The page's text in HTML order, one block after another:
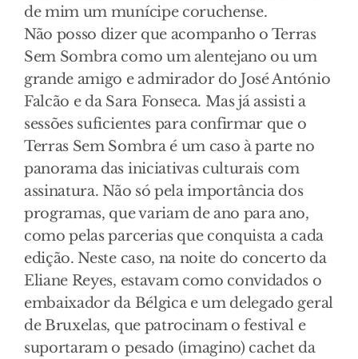
de mim um munícipe coruchense.
Não posso dizer que acompanho o Terras
Sem Sombra como um alentejano ou um
grande amigo e admirador do José António
Falcão e da Sara Fonseca. Mas já assisti a
sessões suficientes para confirmar que o
Terras Sem Sombra é um caso à parte no
panorama das iniciativas culturais com
assinatura. Não só pela importância dos
programas, que variam de ano para ano,
como pelas parcerias que conquista a cada
edição. Neste caso, na noite do concerto da
Eliane Reyes, estavam como convidados o
embaixador da Bélgica e um delegado geral
de Bruxelas, que patrocinam o festival e
suportaram o pesado (imagino) cachet da